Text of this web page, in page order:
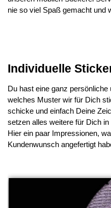
nie so viel Spaß gemacht und
Individuelle
Du hast eine ganz persönliche
welches Muster wir für Dich
schicke und einfach Deine
setzen alles weitere für Dich
Hier ein paar Impressionen,
Kundenwunsch angefertigt